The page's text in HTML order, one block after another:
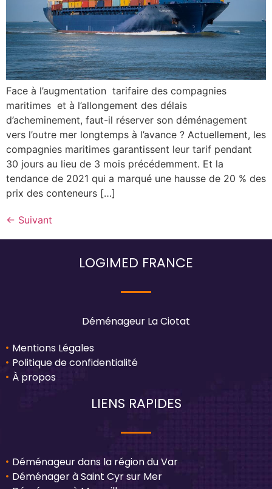
Face à l’augmentation tarifaire des compagnies
maritimes et à l’allongement des délais
d’acheminement, faut-il réserver son déménagement
vers l’outre mer longtemps à l’avance ? Actuellement, les
compagnies maritimes garantissent leur tarif pendant
30 jours au lieu de 3 mois précédemment. Et la
tendance de 2021 qui a marqué une hausse de 20 % des
prix des conteneurs […]
← Suivant
LOGIMED FRANCE
Déménageur La Ciotat
Mentions Légales
Politique de confidentialité
À propos
LIENS RAPIDES
Déménageur dans la région du Var
Déménager à Saint Cyr sur Mer